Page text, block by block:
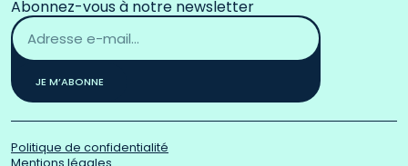
Abonnez-vous à notre newsletter
Adresse
email
*
JE M’ABONNE
Politique de confidentialité
Mentions légales